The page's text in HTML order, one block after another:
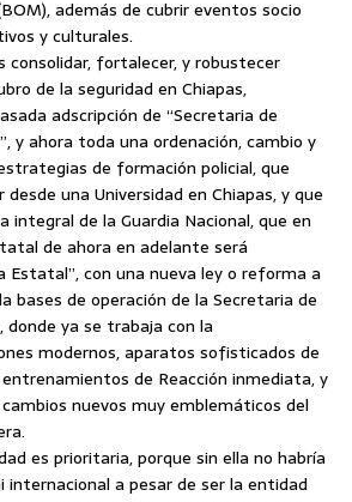
además de cubrir eventos socio
y culturales.
consolidar, fortalecer, y robustecer
de la seguridad en Chiapas,
adscripción de “Secretaria de
y ahora toda una ordenación, cambio y
de formación policial, que
una Universidad en Chiapas, y que
integral de la Guardia Nacional, que en
de ahora en adelante será
Estatal”, con una nueva ley o reforma a
bases de operación de la Secretaria de
donde ya se trabaja con la
modernos, aparatos sofisticados de
de Reacción inmediata, y
nuevos muy emblemáticos del
es prioritaria, porque sin ella no habría
internacional a pesar de ser la entidad